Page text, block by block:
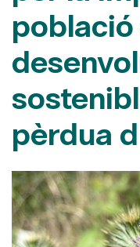
població
pèrdua